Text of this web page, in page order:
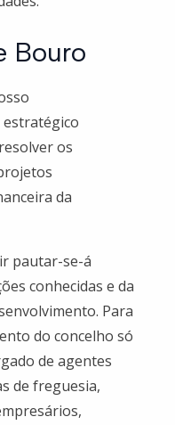
Bouro
os
da
pautar-se-á
conhecidas e da
Para
do concelho só
de agentes
de freguesia,